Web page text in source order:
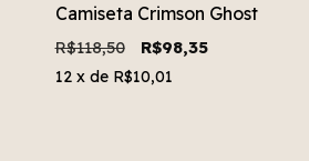
Camiseta Crimson Ghost
R$118,50 R$98,35
12 x de R$10,01